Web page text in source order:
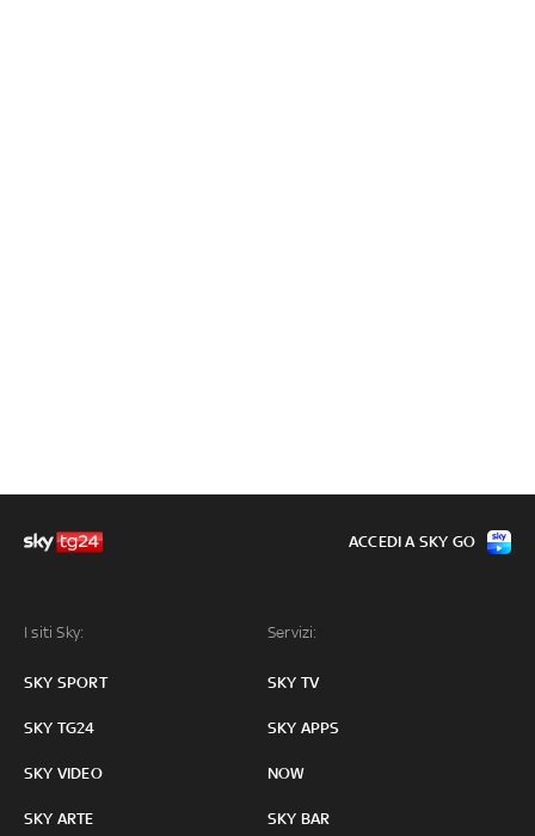
I siti Sky:
SKY SPORT
SKY TG24
SKY VIDEO
SKY ARTE
Servizi:
SKY TV
SKY APPS
NOW
SKY BAR
ACCEDI A SKY GO